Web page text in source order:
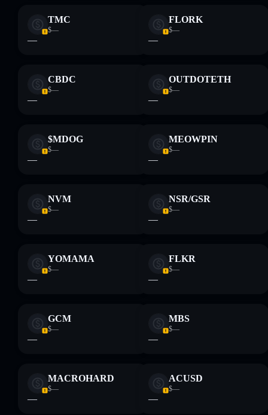
TMC
$—
—
FLORK
$—
—
CBDC
$—
—
OUTDOTETH
$—
—
$MDOG
$—
—
MEOWPIN
$—
—
NVM
$—
—
NSR/GSR
$—
—
YOMAMA
$—
—
FLKR
$—
—
GCM
$—
—
MBS
$—
—
MACROHARD
$—
—
ACUSD
$—
—